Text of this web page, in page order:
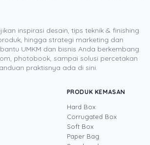
adalah praktisi marketing dengan
kanal digital dengan material cetak
dan berorientasi hasil, ia menulis
bagikan teruji di lapangan dan selaras
Lihat semua penulis
inspirasi desain, tips teknik & finishing
hingga strategi marketing dan
UMKM dan bisnis Anda berkembang.
photobook, sampai solusi percetakan
praktisnya ada di sini.
PRODUK KEMASAN
Hard Box
Corrugated Box
Soft Box
Paper Bag